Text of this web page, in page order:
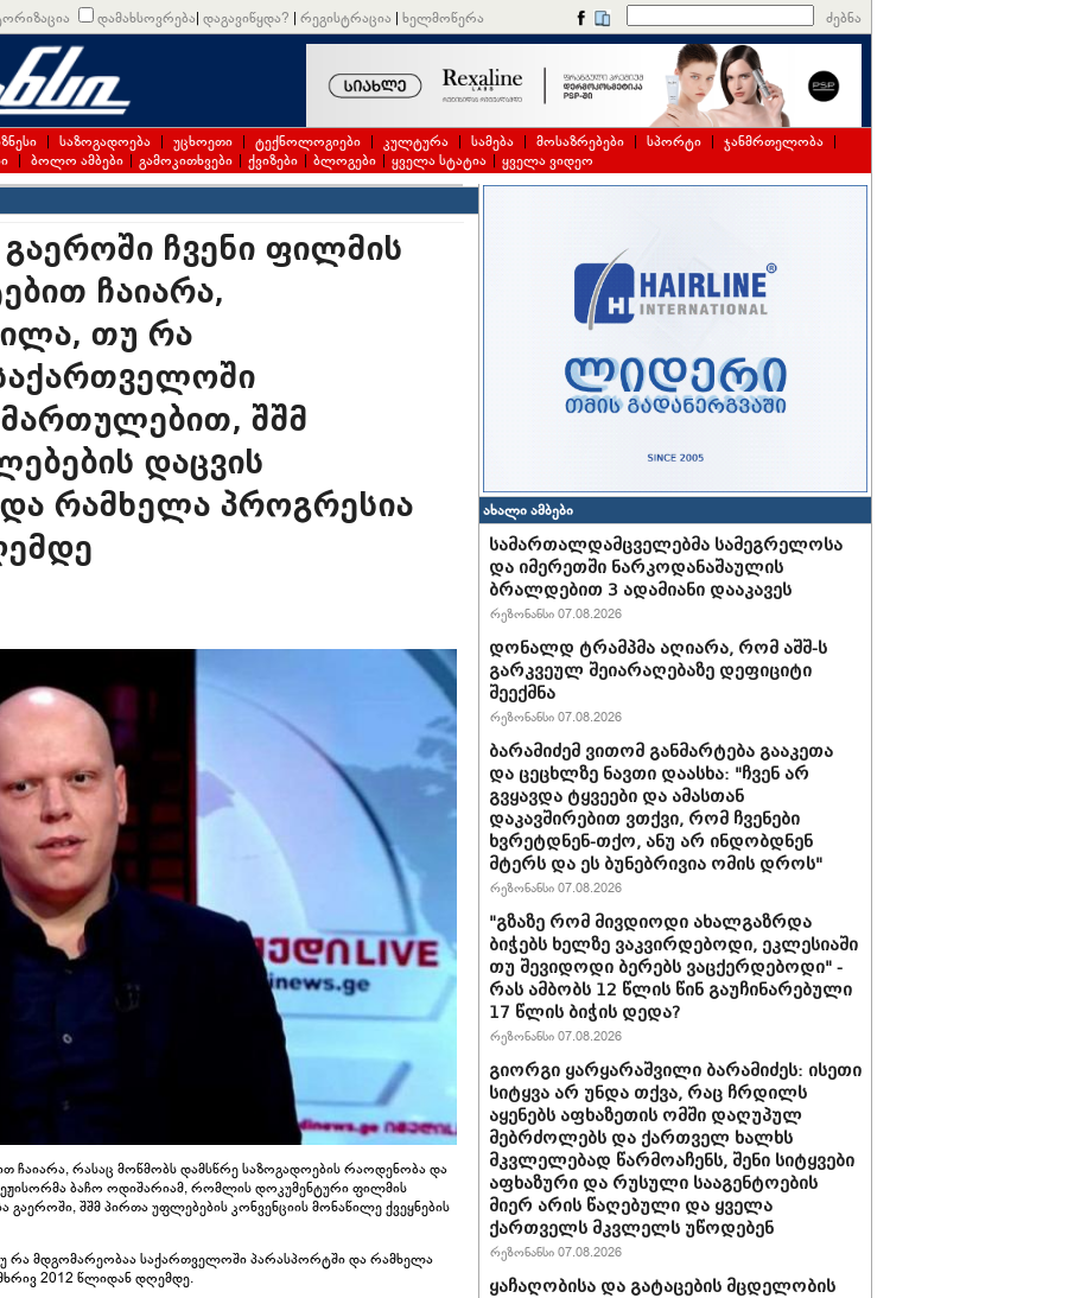
დამახსოვრება| დაგავიწყდა? | რეგისტრაცია | ხელმოწერა ძებნა
| საზოგადოება | უცხოეთი | ტექნოლოგიები | კულტურა | სამება | მოსაზრებები | სპორტი | ჯანმრთელობა |
| ბოლო ამბები | გამოკითხვები | ქვიზები | ბლოგები | ყველა სტატია | ყველა ვიდეო
ჩვენი ფილმის
ჩაიარა,
თუ რა
შშმ
დაცვის
რამხელა პროგრესია
ჩაიარა, რასაც მოწმობს დამსწრე საზოგადოების რაოდენობა და
ბაჩო ოდიშარიამ, რომლის დოკუმენტური ფილმის
გაეროში, შშმ პირთა უფლებების კონვენციის მონაწილე ქვეყნების
რა მდგომარეობაა საქართველოში პარასპორტში და რამხელა
2012 წლიდან დღემდე.
ახალი ამბები
სამართალდამცველებმა სამეგრელოსა
და იმერეთში ნარკოდანაშაულის
ბრალდებით 3 ადამიანი დააკავეს
რეზონანსი 07.08.2026
დონალდ ტრამპმა აღიარა, რომ აშშ-ს
გარკვეულ შეიარაღებაზე დეფიციტი
შეექმნა
რეზონანსი 07.08.2026
ბარამიძემ ვითომ განმარტება გააკეთა
და ცეცხლზე ნავთი დაასხა: "ჩვენ არ
გვყავდა ტყვეები და ამასთან
დაკავშირებით ვთქვი, რომ ჩვენები
ხვრეტდნენ-თქო, ანუ არ ინდობდნენ
მტერს და ეს ბუნებრივია ომის დროს"
რეზონანსი 07.08.2026
"გზაზე რომ მივდიოდი ახალგაზრდა
ბიჭებს ხელზე ვაკვირდებოდი, ეკლესიაში
თუ შევიდოდი ბერებს ვაცქერდებოდი" -
რას ამბობს 12 წლის წინ გაუჩინარებული
17 წლის ბიჭის დედა?
რეზონანსი 07.08.2026
გიორგი ყარყარაშვილი ბარამიძეს: ისეთი
სიტყვა არ უნდა თქვა, რაც ჩრდილს
აყენებს აფხაზეთის ომში დაღუპულ
მებრძოლებს და ქართველ ხალხს
მკვლელებად წარმოაჩენს, შენი სიტყვები
აფხაზური და რუსული სააგენტოების
მიერ არის წაღებული და ყველა
ქართველს მკვლელს უწოდებენ
რეზონანსი 07.08.2026
ყაჩაღობისა და გატაცების მცდელობის